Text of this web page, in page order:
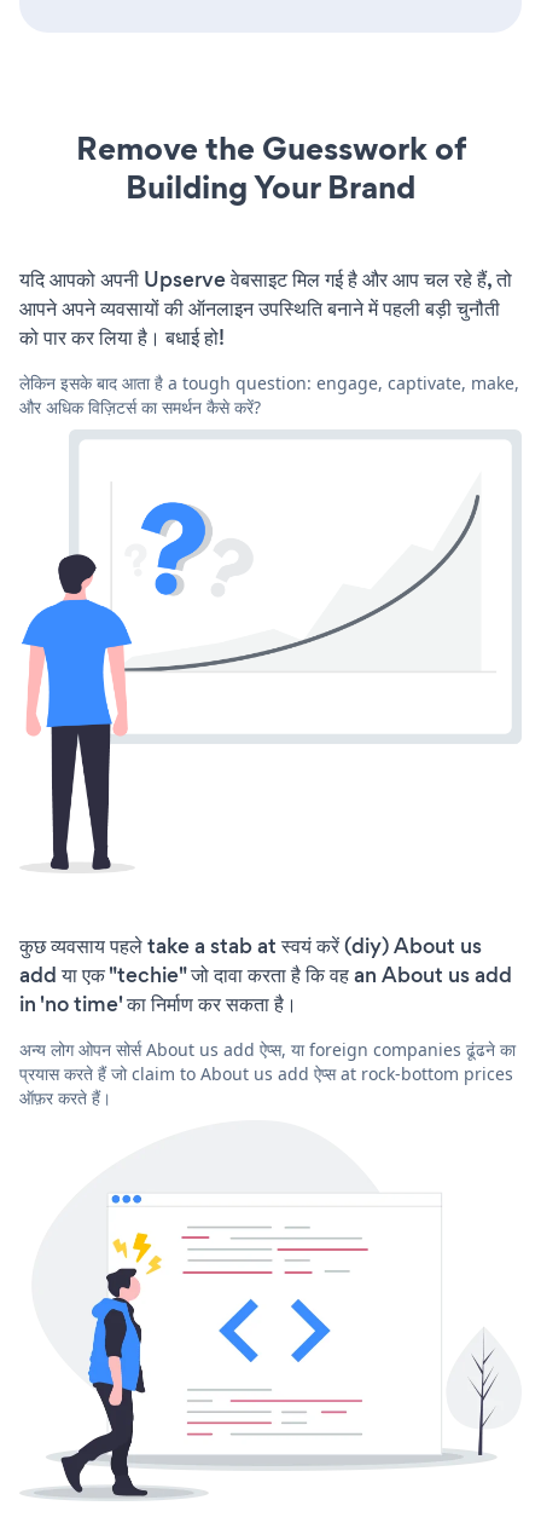
Remove the Guesswork of
Building Your Brand
यदि आपको अपनी Upserve वेबसाइट मिल गई है और आप चल रहे हैं, तो
आपने अपने व्यवसायों की ऑनलाइन उपस्थिति बनाने में पहली बड़ी चुनौती
को पार कर लिया है। बधाई हो!
लेकिन इसके बाद आता है a tough question: engage, captivate, make,
और अधिक विज़िटर्स का समर्थन कैसे करें?
कुछ व्यवसाय पहले take a stab at स्वयं करें (diy) About us
add या एक "techie" जो दावा करता है कि वह an About us add
in 'no time' का निर्माण कर सकता है।
अन्य लोग ओपन सोर्स About us add ऐप्स, या foreign companies ढूंढने का
प्रयास करते हैं जो claim to About us add ऐप्स at rock-bottom prices
ऑफ़र करते हैं।